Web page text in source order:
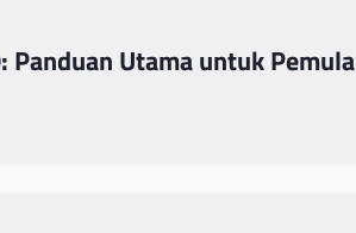
Panduan Utama untuk Pemula